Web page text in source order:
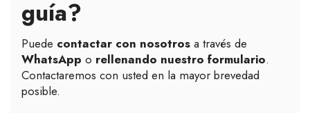
guía?
Puede contactar con nosotros a través de
WhatsApp o rellenando nuestro formulario.
Contactaremos con usted en la mayor brevedad
posible.